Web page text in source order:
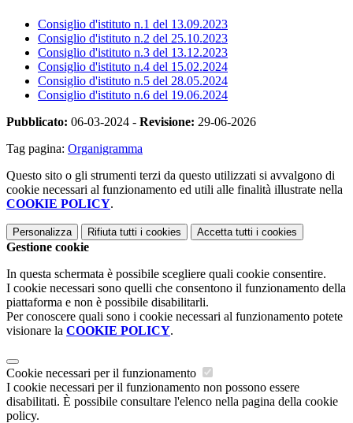
Consiglio d'istituto n.1 del 13.09.2023
Consiglio d'istituto n.2 del 25.10.2023
Consiglio d'istituto n.3 del 13.12.2023
Consiglio d'istituto n.4 del 15.02.2024
Consiglio d'istituto n.5 del 28.05.2024
Consiglio d'istituto n.6 del 19.06.2024
Pubblicato: 06-03-2024 - Revisione: 29-06-2026
Tag pagina: Organigramma
Questo sito o gli strumenti terzi da questo utilizzati si avvalgono di
cookie necessari al funzionamento ed utili alle finalità illustrate nella
COOKIE POLICY.
Personalizza Rifiuta tutti i cookies Accetta tutti i cookies
Gestione cookie
In questa schermata è possibile scegliere quali cookie consentire.
I cookie necessari sono quelli che consentono il funzionamento della
piattaforma e non è possibile disabilitarli.
Per conoscere quali sono i cookie necessari al funzionamento potete
visionare la COOKIE POLICY.
Cookie necessari per il funzionamento
I cookie necessari per il funzionamento non possono essere
disabilitati. È possibile consultare l'elenco nella pagina della cookie
policy.